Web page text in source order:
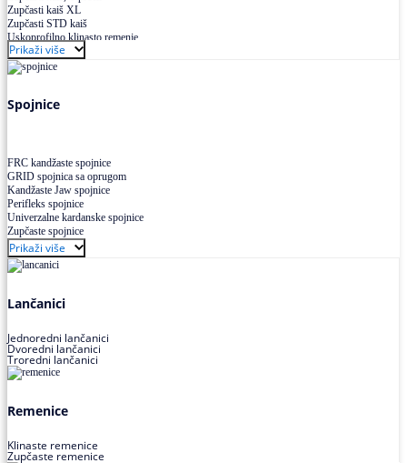
Zupčasti kaiš XL
Zupčasti STD kaiš
Uskoprofilno klinasto remenje
Uskoprofilno klinasto remenje spojeno
Uskoprofilno klinasto remenje XP extra power
Višekanalno remenje PJ,PK
Prikaži više
Spojnice
FRC kandžaste spojnice
GRID spojnica sa oprugom
Kandžaste Jaw spojnice
Perifleks spojnice
Univerzalne kardanske spojnice
Zupčaste spojnice
Prikaži više
Lančanici
Jednoredni lančanici
Dvoredni lančanici
Troredni lančanici
Remenice
Klinaste remenice
Zupčaste remenice